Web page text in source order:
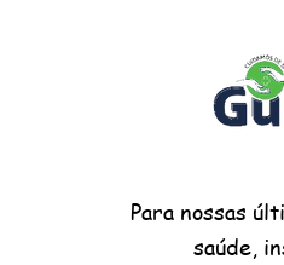
Para nossas
saúde,